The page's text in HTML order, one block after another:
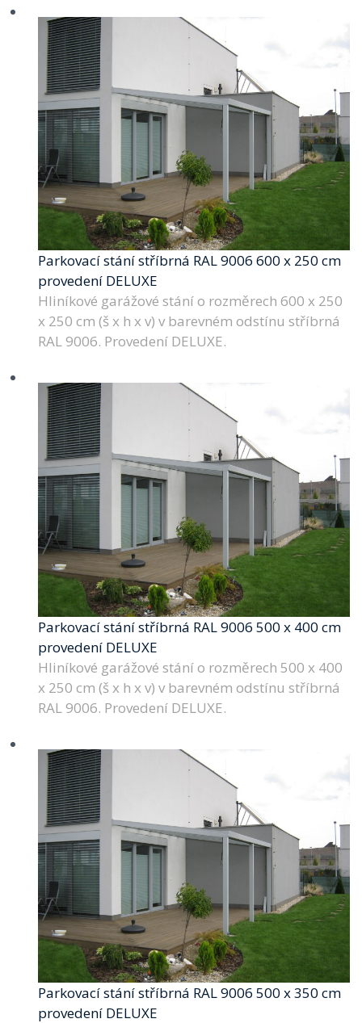
Parkovací stání stříbrná RAL 9006 600 x 250 cm
provedení DELUXE
Hliníkové garážové stání o rozměrech 600 x 250
x 250 cm (š x h x v) v barevném odstínu stříbrná
RAL 9006. Provedení DELUXE.
Parkovací stání stříbrná RAL 9006 500 x 400 cm
provedení DELUXE
Hliníkové garážové stání o rozměrech 500 x 400
x 250 cm (š x h x v) v barevném odstínu stříbrná
RAL 9006. Provedení DELUXE.
Parkovací stání stříbrná RAL 9006 500 x 350 cm
provedení DELUXE